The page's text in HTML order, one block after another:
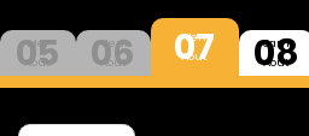
Mer
05
Aout
Jeu
06
Aout
Ven
07
Aout
Sam
08
Aout